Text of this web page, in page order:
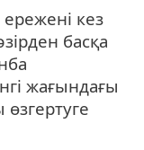
кез
басқа
жағындағы